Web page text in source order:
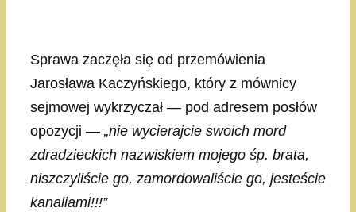
Sprawa zaczęła się od przemówienia
Jarosława Kaczyńskiego, który z mównicy
sejmowej wykrzyczał — pod adresem posłów
opozycji — „nie wycierajcie swoich mord
zdradzieckich nazwiskiem mojego śp. brata,
niszczyliście go, zamordowaliście go, jesteście
kanaliami!!!”